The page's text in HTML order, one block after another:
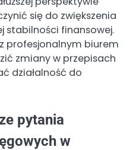
się do zwiększenia
stabilności finansowej.
profesjonalnym biurem
zmiany w przepisach
działalność do
pytania
w